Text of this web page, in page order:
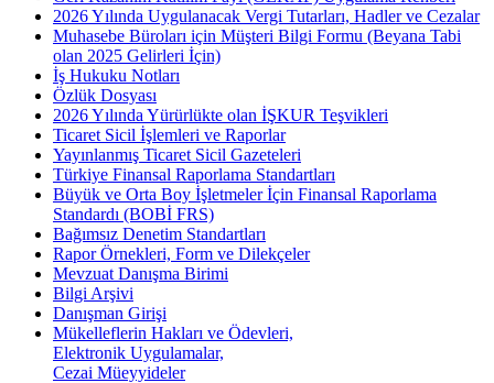
2026 Yılında Uygulanacak Vergi Tutarları, Hadler ve Cezalar
Muhasebe Büroları için Müşteri Bilgi Formu (Beyana Tabi
olan 2025 Gelirleri İçin)
İş Hukuku Notları
Özlük Dosyası
2026 Yılında Yürürlükte olan İŞKUR Teşvikleri
Ticaret Sicil İşlemleri ve Raporlar
Yayınlanmış Ticaret Sicil Gazeteleri
Türkiye Finansal Raporlama Standartları
Büyük ve Orta Boy İşletmeler İçin Finansal Raporlama
Standardı (BOBİ FRS)
Bağımsız Denetim Standartları
Rapor Örnekleri, Form ve Dilekçeler
Mevzuat Danışma Birimi
Bilgi Arşivi
Danışman Girişi
Mükelleflerin Hakları ve Ödevleri,
Elektronik Uygulamalar,
Cezai Müeyyideler